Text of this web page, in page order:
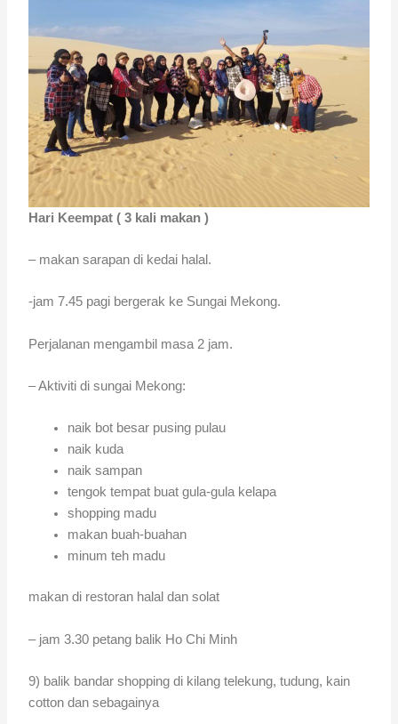
Hari Keempat ( 3 kali makan )
– makan sarapan di kedai halal.
-jam 7.45 pagi bergerak ke Sungai Mekong.
Perjalanan mengambil masa 2 jam.
– Aktiviti di sungai Mekong:
naik bot besar pusing pulau
naik kuda
naik sampan
tengok tempat buat gula-gula kelapa
shopping madu
makan buah-buahan
minum teh madu
makan di restoran halal dan solat
– jam 3.30 petang balik Ho Chi Minh
9) balik bandar shopping di kilang telekung, tudung, kain
cotton dan sebagainya